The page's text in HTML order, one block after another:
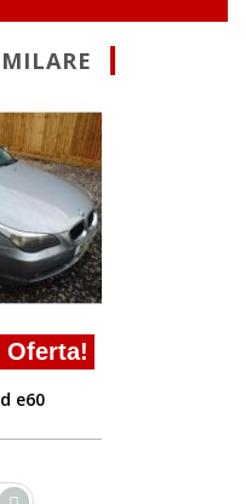
Suna pentru
cd audio Bmw 5 E60
2010/03